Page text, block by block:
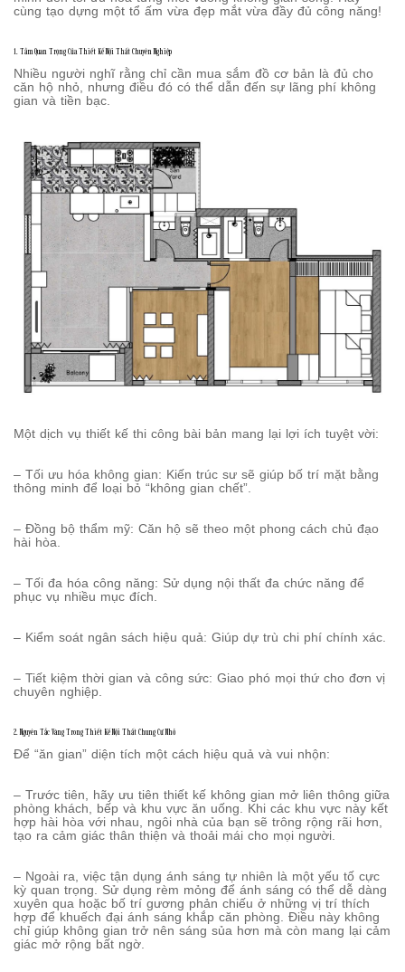
cùng tạo dựng một tổ ấm vừa đẹp mắt vừa đầy đủ công năng!
1. Tầm Quan Trọng Của Thiết Kế Nội Thất Chuyên Nghiệp
Nhiều người nghĩ rằng chỉ cần mua sắm đồ cơ bản là đủ cho
căn hộ nhỏ, nhưng điều đó có thể dẫn đến sự lãng phí không
gian và tiền bạc.
Một dịch vụ thiết kế thi công bài bản mang lại lợi ích tuyệt vời:
– Tối ưu hóa không gian: Kiến trúc sư sẽ giúp bố trí mặt bằng
thông minh để loại bỏ “không gian chết”.
– Đồng bộ thẩm mỹ: Căn hộ sẽ theo một phong cách chủ đạo
hài hòa.
– Tối đa hóa công năng: Sử dụng nội thất đa chức năng để
phục vụ nhiều mục đích.
– Kiểm soát ngân sách hiệu quả: Giúp dự trù chi phí chính xác.
– Tiết kiệm thời gian và công sức: Giao phó mọi thứ cho đơn vị
chuyên nghiệp.
2. Nguyên Tắc Vàng Trong Thiết Kế Nội Thất Chung Cư Nhỏ
Để “ăn gian” diện tích một cách hiệu quả và vui nhộn:
– Trước tiên, hãy ưu tiên thiết kế không gian mở liên thông giữa
phòng khách, bếp và khu vực ăn uống. Khi các khu vực này kết
hợp hài hòa với nhau, ngôi nhà của bạn sẽ trông rộng rãi hơn,
tạo ra cảm giác thân thiện và thoải mái cho mọi người.
– Ngoài ra, việc tận dụng ánh sáng tự nhiên là một yếu tố cực
kỳ quan trọng. Sử dụng rèm mỏng để ánh sáng có thể dễ dàng
xuyên qua hoặc bố trí gương phản chiếu ở những vị trí thích
hợp để khuếch đại ánh sáng khắp căn phòng. Điều này không
chỉ giúp không gian trở nên sáng sủa hơn mà còn mang lại cảm
giác mở rộng bất ngờ.